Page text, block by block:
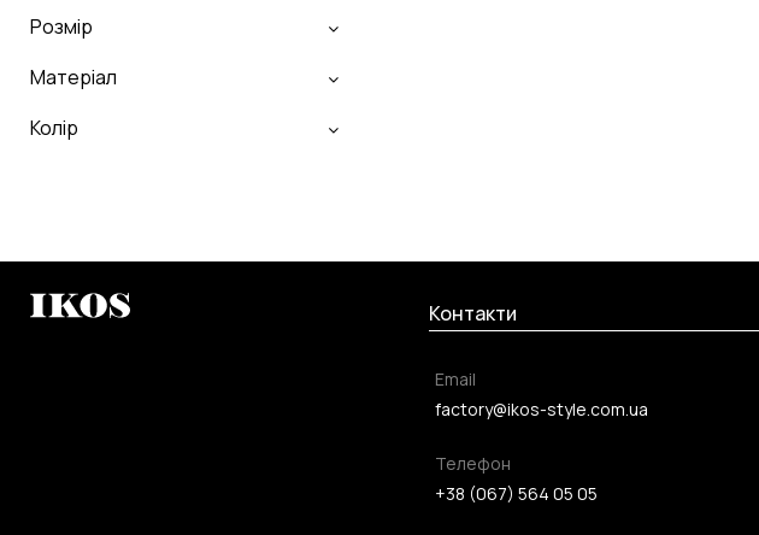
Розмір
Матеріал
Колір
Контакти
Email
factory@ikos-style.com.ua
Телефон
+38 (067) 564 05 05